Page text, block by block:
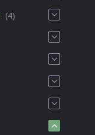
(4)